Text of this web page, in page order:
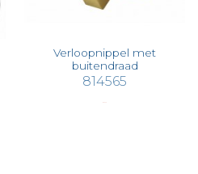
Verloopnippel met
buitendraad
814565